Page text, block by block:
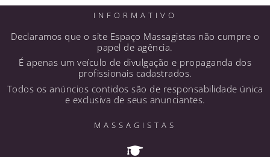
INFORMATIVO
Declaramos que o site Espaço Massagistas não cumpre o
papel de agência.
É apenas um veículo de divulgação e propaganda dos
profissionais cadastrados.
Todos os anúncios contidos são de responsabilidade única
e exclusiva de seus anunciantes.
MASSAGISTAS